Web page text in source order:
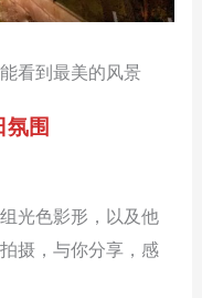
看到最美的风景
氛围
光色影形，以及他
摄，与你分享，感